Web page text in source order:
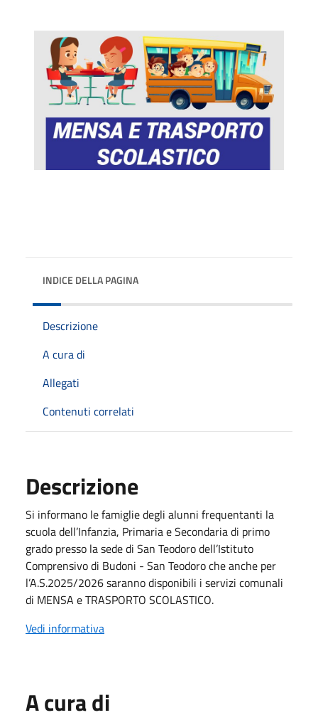
INDICE DELLA PAGINA
Descrizione
A cura di
Allegati
Contenuti correlati
Descrizione
Si informano le famiglie degli alunni frequentanti la
scuola dell’Infanzia, Primaria e Secondaria di primo
grado presso la sede di San Teodoro dell’Istituto
Comprensivo di Budoni - San Teodoro che anche per
l’A.S.2025/2026 saranno disponibili i servizi comunali
di MENSA e TRASPORTO SCOLASTICO.
Vedi informativa
A cura di